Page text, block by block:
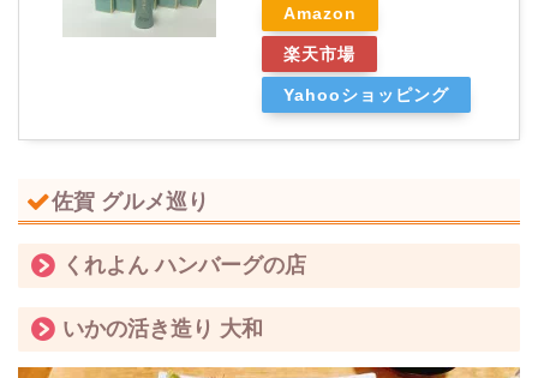
Amazon
楽天市場
Yahooショッピング
佐賀 グルメ巡り
くれよん ハンバーグの店
いかの活き造り 大和